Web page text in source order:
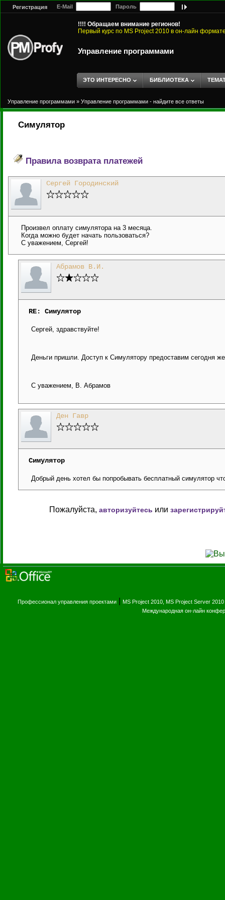
Регистрация E-Mail Пароль
!!!! Обращаем внимание регионов!
Первый курс по MS Project 2010 в он-лайн
Управление программами
ЭТО ИНТЕРЕСНО БИБЛИОТЕКА
Управление программами » Управление программами - найдите все ответы
Симулятор
Правила возврата платежей
Сергей Городинский
Произвел оплату симулятора на 3 месяца.
Когда можно будет начать пользоваться?
С уважением, Сергей!
Абрамов В.И.
RE: Симулятор
Сергей, здравствуйте!
Деньги пришли. Доступ к Симулятору предоставим сегодня
С уважением, В. Абрамов
Ден Гавр
Симулятор
Добрый день хотел бы попробывать бесплатный симулятор
Пожалуйста, авторизуйтесь или
Профессионал управления проектами MS Project 2010, MS Project Server 2010
Международная он-лайн